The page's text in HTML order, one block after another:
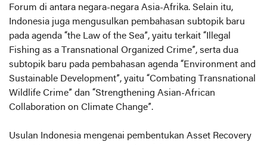
Forum di antara negara-negara Asia-Afrika. Selain itu,
Indonesia juga mengusulkan pembahasan subtopik baru
pada agenda “the Law of the Sea”, yaitu terkait “Illegal
Fishing as a Transnational Organized Crime”, serta dua
subtopik baru pada pembahasan agenda “Environment and
Sustainable Development”, yaitu “Combating Transnational
Wildlife Crime” dan “Strengthening Asian-African
Collaboration on Climate Change”.
Usulan Indonesia mengenai pembentukan Asset Recovery